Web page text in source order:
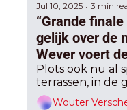
Jul 10, 2025 • 3 min
“Grande
gelijk over de
Wever voert
zomerdeal,
piek
Plots ook nu al
Wouter